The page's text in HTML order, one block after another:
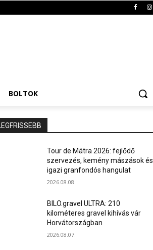
BOLTOK
Tour de Mátra 2026: fejlődő
szervezés, kemény mászások és
igazi granfondós hangulat
2026.08.08.
BILO.gravel ULTRA: 210
kilométeres gravel kihívás vár
Horvátországban
2026.08.07.